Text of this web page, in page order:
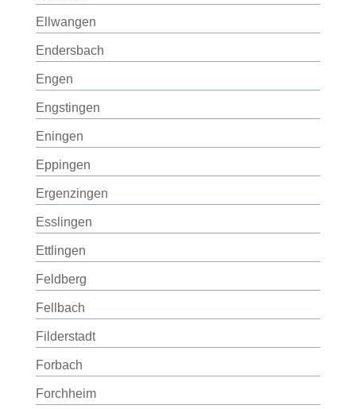
Ellwangen
Endersbach
Engen
Engstingen
Eningen
Eppingen
Ergenzingen
Esslingen
Ettlingen
Feldberg
Fellbach
Filderstadt
Forbach
Forchheim